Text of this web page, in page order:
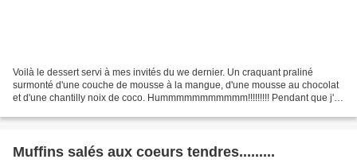
Voilà le dessert servi à mes invités du we dernier. Un craquant praliné
surmonté d'une couche de mousse à la mangue, d'une mousse au chocolat
et d'une chantilly noix de coco. Hummmmmmmmmmm!!!!!!!!! Pendant que j'y
Muffins salés aux coeurs tendres.........